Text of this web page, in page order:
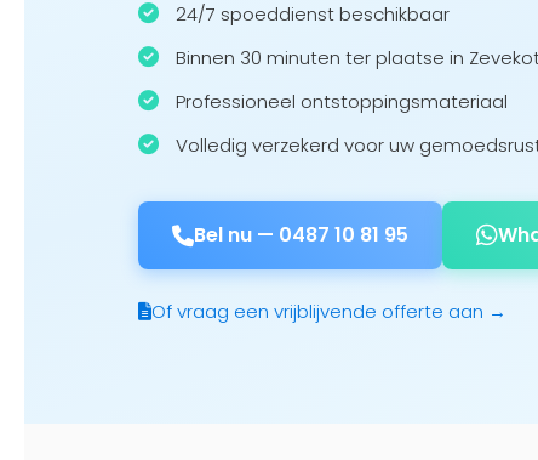
24/7 spoeddienst beschikbaar
Binnen 30 minuten ter plaatse in
Professioneel ontstoppingsmateriaal
Volledig verzekerd voor uw
Bel nu — 0487 10 81 95
Of vraag een vrijblijvende offerte aan →